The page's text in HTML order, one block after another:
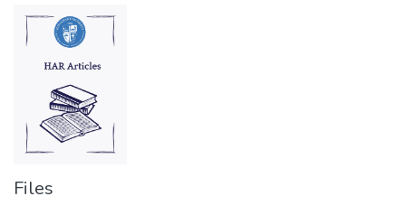
Files